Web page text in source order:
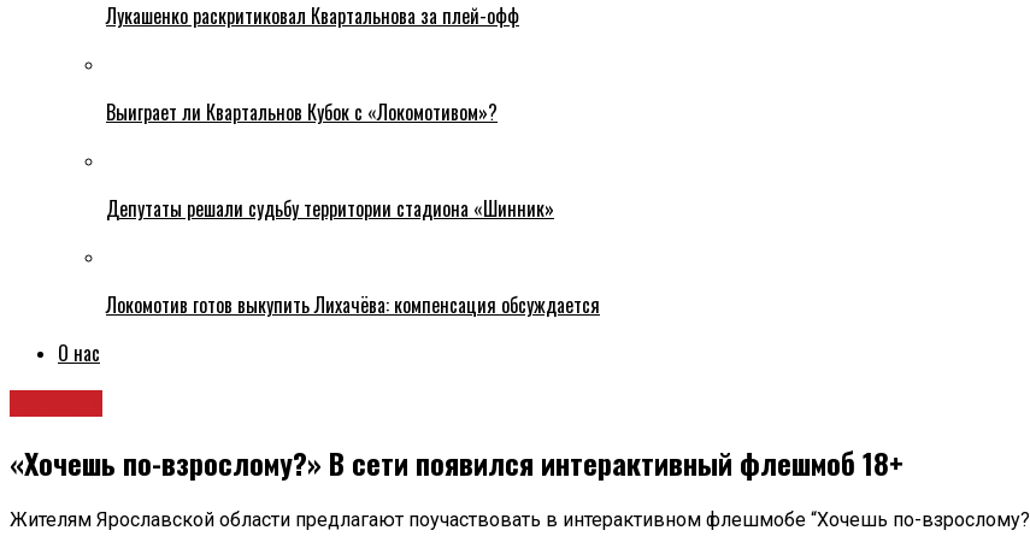
Лукашенко раскритиковал Квартальнова за плей-офф
Выиграет ли Квартальнов Кубок с «Локомотивом»?
Депутаты решали судьбу территории стадиона «Шинник»
Локомотив готов выкупить Лихачёва: компенсация обсуждается
О нас
«Хочешь по-взрослому?» В сети появился интерактивный флешмоб 18+
Жителям Ярославской области предлагают поучаствовать в интерактивном флешмобе “Хочешь по-